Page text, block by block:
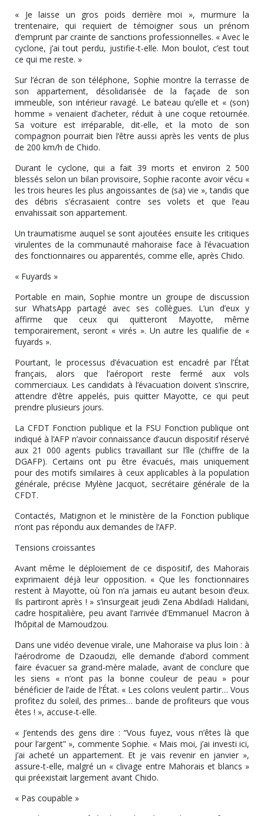
« Je laisse un gros poids derrière moi », murmure la
trentenaire, qui requiert de témoigner sous un prénom
d’emprunt par crainte de sanctions professionnelles. « Avec le
cyclone, j’ai tout perdu, justifie-t-elle. Mon boulot, c’est tout
ce qui me reste. »
Sur l’écran de son téléphone, Sophie montre la terrasse de
son appartement, désolidarisée de la façade de son
immeuble, son intérieur ravagé. Le bateau qu’elle et « (son)
homme » venaient d’acheter, réduit à une coque retournée.
Sa voiture est irréparable, dit-elle, et la moto de son
compagnon pourrait bien l’être aussi après les vents de plus
de 200 km/h de Chido.
Durant le cyclone, qui a fait 39 morts et environ 2 500
blessés selon un bilan provisoire, Sophie raconte avoir vécu «
les trois heures les plus angoissantes de (sa) vie », tandis que
des débris s’écrasaient contre ses volets et que l’eau
envahissait son appartement.
Un traumatisme auquel se sont ajoutées ensuite les critiques
virulentes de la communauté mahoraise face à l’évacuation
des fonctionnaires ou apparentés, comme elle, après Chido.
« Fuyards »
Portable en main, Sophie montre un groupe de discussion
sur WhatsApp partagé avec ses collègues. L’un d’eux y
affirme que ceux qui quitteront Mayotte, même
temporairement, seront « virés ». Un autre les qualifie de «
fuyards ».
Pourtant, le processus d’évacuation est encadré par l’État
français, alors que l’aéroport reste fermé aux vols
commerciaux. Les candidats à l’évacuation doivent s’inscrire,
attendre d’être appelés, puis quitter Mayotte, ce qui peut
prendre plusieurs jours.
La CFDT Fonction publique et la FSU Fonction publique ont
indiqué à l’AFP n’avoir connaissance d’aucun dispositif réservé
aux 21 000 agents publics travaillant sur l’île (chiffre de la
DGAFP). Certains ont pu être évacués, mais uniquement
pour des motifs similaires à ceux applicables à la population
générale, précise Mylène Jacquot, secrétaire générale de la
CFDT.
Contactés, Matignon et le ministère de la Fonction publique
n’ont pas répondu aux demandes de l’AFP.
Tensions croissantes
Avant même le déploiement de ce dispositif, des Mahorais
exprimaient déjà leur opposition. « Que les fonctionnaires
restent à Mayotte, où l’on n’a jamais eu autant besoin d’eux.
Ils partiront après ! » s’insurgeait jeudi Zena Abdiladi Halidani,
cadre hospitalière, peu avant l’arrivée d’Emmanuel Macron à
l’hôpital de Mamoudzou.
Dans une vidéo devenue virale, une Mahoraise va plus loin : à
l’aérodrome de Dzaoudzi, elle demande d’abord comment
faire évacuer sa grand-mère malade, avant de conclure que
les siens « n’ont pas la bonne couleur de peau » pour
bénéficier de l’aide de l’État. « Les colons veulent partir… Vous
profitez du soleil, des primes… bande de profiteurs que vous
êtes ! », accuse-t-elle.
« J’entends des gens dire : “Vous fuyez, vous n’êtes là que
pour l’argent” », commente Sophie. « Mais moi, j’ai investi ici,
j’ai acheté un appartement. Et je vais revenir en janvier »,
assure-t-elle, malgré un « clivage entre Mahorais et blancs »
qui préexistait largement avant Chido.
« Pas coupable »